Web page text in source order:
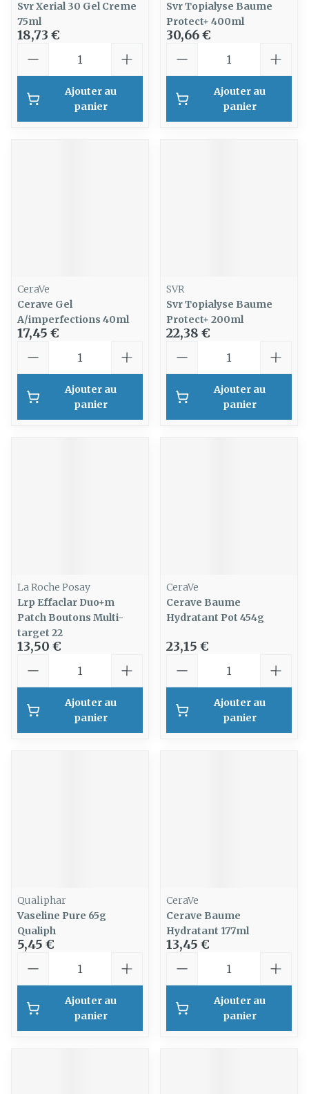
Svr Xerial 30 Gel Creme
75ml
18,73 €
Ajouter au
panier
Svr Topialyse Baume
Protect+ 400ml
30,66 €
Ajouter au
panier
CeraVe
Cerave Gel
A/imperfections 40ml
17,45 €
Ajouter au
panier
SVR
Svr Topialyse Baume
Protect+ 200ml
22,38 €
Ajouter au
panier
La Roche Posay
Lrp Effaclar Duo+m
Patch Boutons Multi-
target 22
13,50 €
Ajouter au
panier
CeraVe
Cerave Baume
Hydratant Pot 454g
23,15 €
Ajouter au
panier
Qualiphar
Vaseline Pure 65g
Qualiph
5,45 €
Ajouter au
panier
CeraVe
Cerave Baume
Hydratant 177ml
13,45 €
Ajouter au
panier